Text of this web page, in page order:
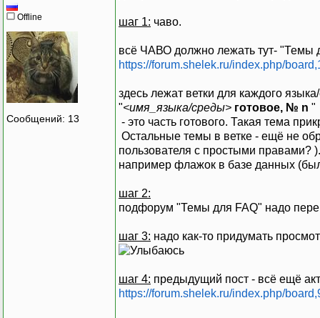
Offline
Сообщений: 13
шаг 1: чаво.
всё ЧАВО должно лежать тут- "Темы
https://forum.shelek.ru/index.php/
здесь лежат ветки для каждого
"<имя_языка/среды> готовое, № n "
- это часть готового. Такая тема
Остальные темы в ветке - ещё не
пользователя с простыми
например флажок в базе данных
шаг 2:
подфорум "Темы для FAQ" надо
шаг 3: надо как-то придумать
шаг 4: предыдущий пост - всё ещё
https://forum.shelek.ru/index.php/